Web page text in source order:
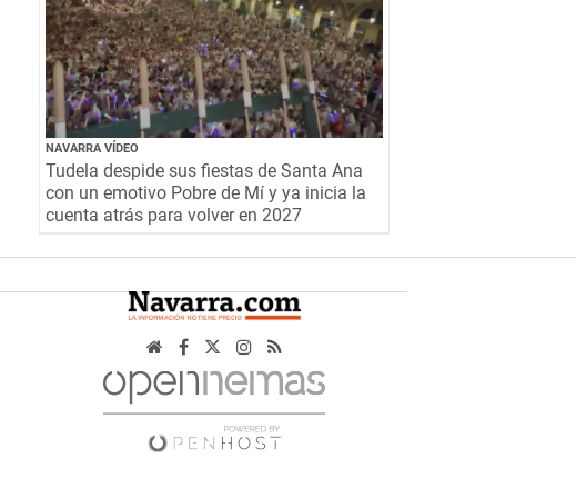
NAVARRA VÍDEO
Tudela despide sus fiestas de Santa Ana
con un emotivo Pobre de Mí y ya inicia la
cuenta atrás para volver en 2027